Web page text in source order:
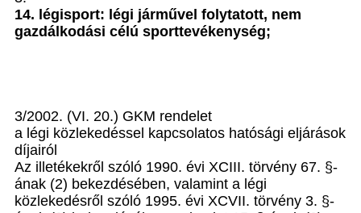
14. légisport: légi járművel folytatott, nem
gazdálkodási célú sporttevékenység;
3/2002. (VI. 20.) GKM rendelet
a légi közlekedéssel kapcsolatos hatósági eljárások
díjairól
Az illetékekről szóló 1990. évi XCIII. törvény 67. §-
ának (2) bekezdésében, valamint a légi
közlekedésről szóló 1995. évi XCVII. törvény 3. §-